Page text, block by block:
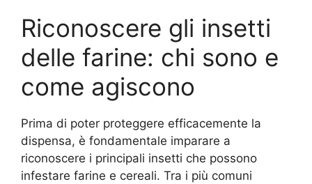
Riconoscere gli insetti
delle farine: chi sono e
come agiscono
Prima di poter proteggere efficacemente la
dispensa, è fondamentale imparare a
riconoscere i principali insetti che possono
infestare farine e cereali. Tra i più comuni